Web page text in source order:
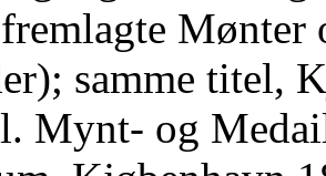
samme titel,
Mynt- og